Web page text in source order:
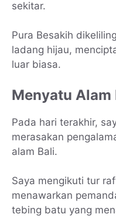
sekitar.
Pura Besakih
ladang hijau,
luar biasa.
Menyatu Alam
Pada hari terakhir,
merasakan
alam Bali.
Saya mengikuti tur
menawarkan
tebing batu yang